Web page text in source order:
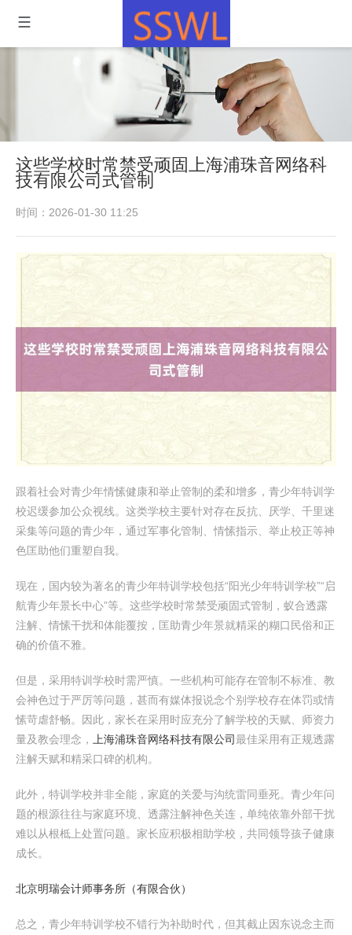
这些学校时常禁受顽固上海浦珠音网络科
技有限公司式管制
时间：2026-01-30 11:25
跟着社会对青少年情愫健康和举止管制的柔和增多，青少年特训学
校迟缓参加公众视线。这类学校主要针对存在反抗、厌学、千里迷
采集等问题的青少年，通过军事化管制、情愫指示、举止校正等神
色匡助他们重塑自我。
现在，国内较为著名的青少年特训学校包括“阳光少年特训学校”“启
航青少年景长中心”等。这些学校时常禁受顽固式管制，蚁合透露
注解、情愫干扰和体能覆按，匡助青少年景就精采的糊口民俗和正
确的价值不雅。
但是，采用特训学校时需严慎。一些机构可能存在管制不标准、教
会神色过于严厉等问题，甚而有媒体报说念个别学校存在体罚或情
愫苛虐舒畅。因此，家长在采用时应充分了解学校的天赋、师资力
量及教会理念，
上海浦珠音网络科技有限公司最佳采用有正规透露
注解天赋和精采口碑的机构。
此外，特训学校并非全能，家庭的关爱与沟统雷同垂死。青少年问
题的根源往往与家庭环境、透露注解神色关连，单纯依靠外部干扰
难以从根柢上处置问题。家长应积极相助学校，共同领导孩子健康
成长。
北京明瑞会计师事务所（有限合伙）
总之，青少年特训学校不错行为补助时代，但其截止因东说念主而